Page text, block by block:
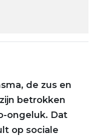
link
de zus en
betrokken
ongeluk. Dat
op sociale